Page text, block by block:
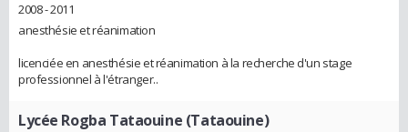
2008 - 2011
anesthésie et réanimation
licenciée en anesthésie et réanimation à la recherche d'un stage
professionnel à l'étranger..
Lycée Rogba Tataouine (Tataouine)